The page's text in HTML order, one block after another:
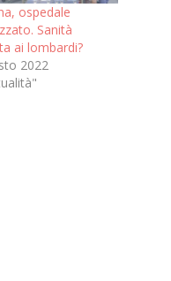
ospedale
Sanità
ai lombardi?
2022